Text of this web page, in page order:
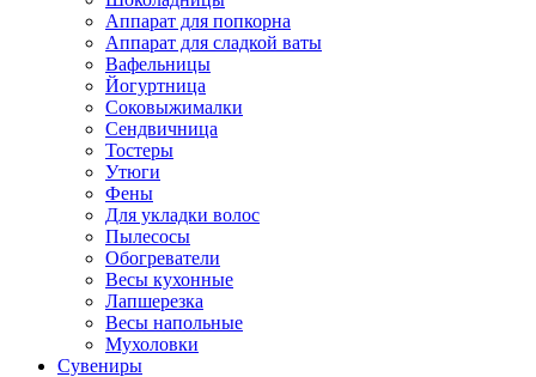
Аппарат для попкорна
Аппарат для сладкой ваты
Вафельницы
Йогуртница
Соковыжималки
Сендвичница
Тостеры
Утюги
Фены
Для укладки волос
Пылесосы
Обогреватели
Весы кухонные
Лапшерезка
Весы напольные
Мухоловки
Сувениры